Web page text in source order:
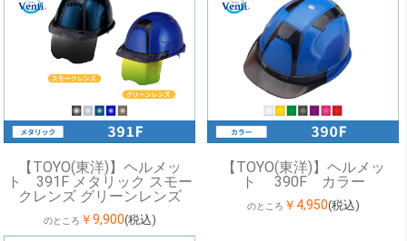
【TOYO(東洋)】ヘルメッ
ト 391F メタリック スモー
クレンズ グリーンレンズ
のところ ￥9,900(税込)
【TOYO(東洋)】ヘルメッ
ト 390F カラー
のところ ￥4,950(税込)